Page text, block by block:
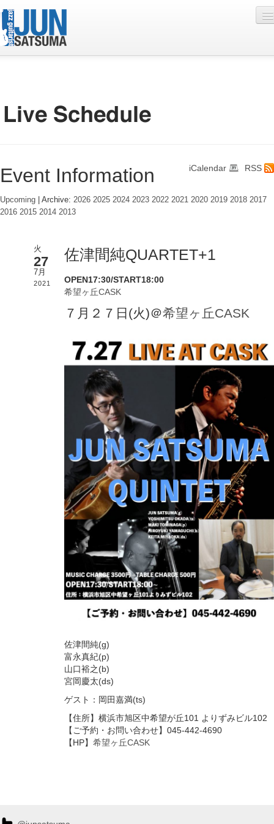
Discography
Photo
Contact
Online Lesson
RSS
iCalendar
Event Information
Upcoming | Archive: 2026 2025 2024 2023 2022 2021 2020 2019 2018 2017
2016 2015 2014 2013
火
27
7月
2021
佐津間純QUARTET+1
OPEN17:30/START18:00
希望ヶ丘CASK
７月２７日(火)＠希望ヶ丘CASK
佐津間純(g)
富永真紀(p)
山口裕之(b)
宮岡慶太(ds)
ゲスト：岡田嘉満(ts)
【住所】横浜市旭区中希望が丘101 よりずみビル102
【ご予約・お問い合わせ】045-442-4690
【HP】 希望ヶ丘CASK